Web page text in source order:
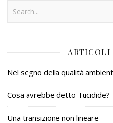
ARTICOLI
Nel segno della qualità
Cosa avrebbe detto Tucidide?
Una transizione non lineare